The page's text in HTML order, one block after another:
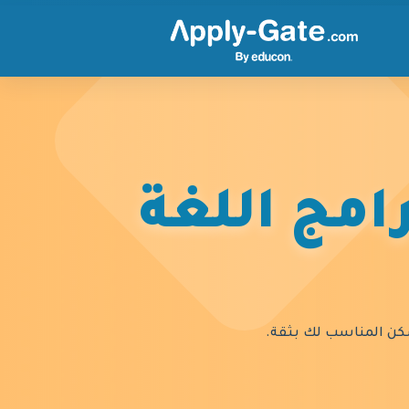
اللغة
المناسب لك بثقة.